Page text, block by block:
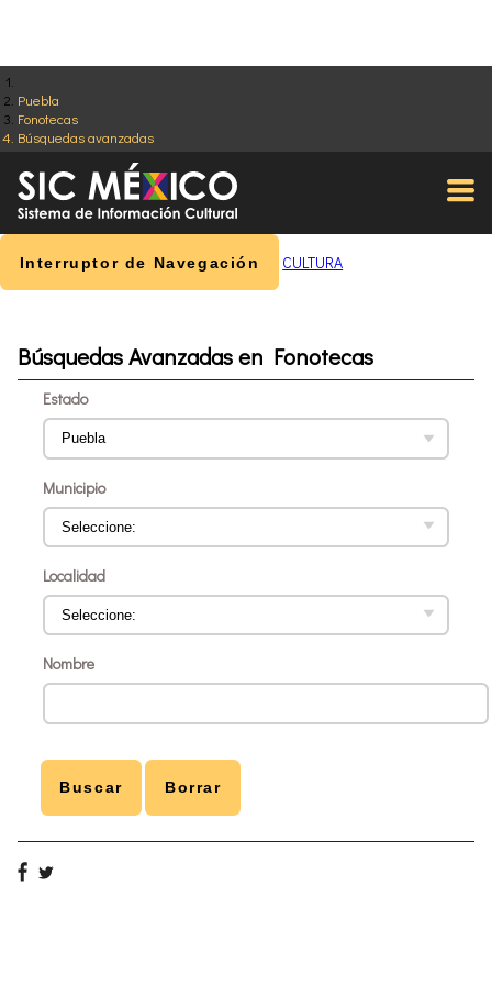
Puebla
Fonotecas
Búsquedas avanzadas
Interruptor de Navegación CULTURA
Búsquedas Avanzadas en Fonotecas
Estado
Municipio
Localidad
Nombre